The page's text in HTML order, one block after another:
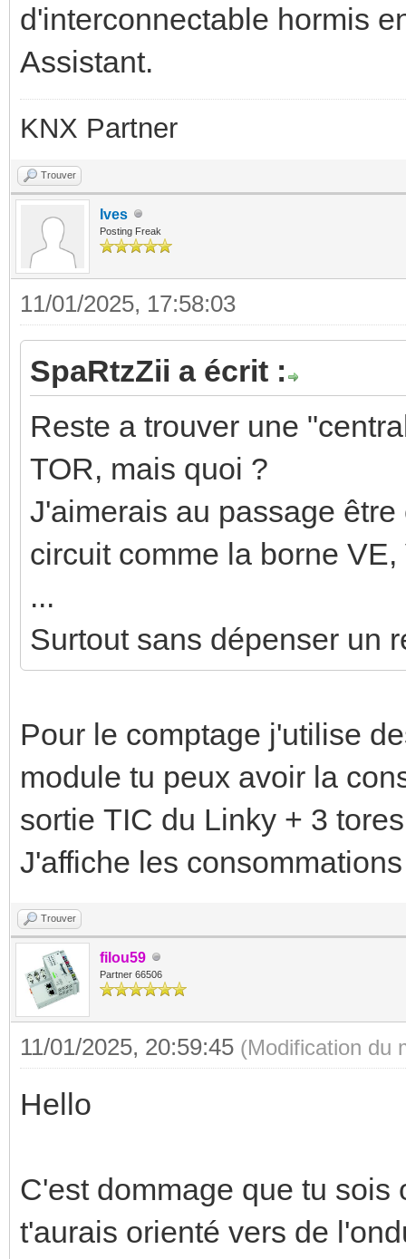
d'interconnectable hormis
Assistant.
KNX Partner
Trouver
Ives
Posting Freak
11/01/2025, 17:58:03
SpaRtzZii a écrit :
Reste a trouver une
TOR, mais quoi ?
J'aimerais au passage
circuit comme la borne
...
Surtout sans dépenser un
Pour le comptage j'utilise
module tu peux avoir la
sortie TIC du Linky + 3
J'affiche les
Trouver
filou59
Partner 66506
11/01/2025, 20:59:45 (Modification du
Hello
C'est dommage que tu
t'aurais orienté vers de